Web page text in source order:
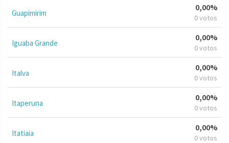
Guapimirim
0,00%
0 votos
Iguaba Grande
0,00%
0 votos
Italva
0,00%
0 votos
Itaperuna
0,00%
0 votos
Itatiaia
0,00%
0 votos